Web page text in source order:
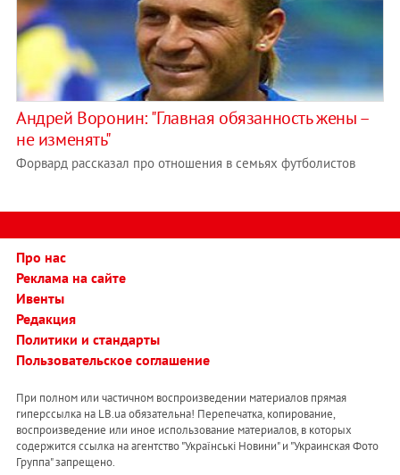
Андрей Воронин: "Главная обязанность жены –
не изменять"
Форвард рассказал про отношения в семьях футболистов
Про нас
Реклама на сайте
Ивенты
Редакция
Политики и стандарты
Пользовательское соглашение
При полном или частичном воспроизведении материалов прямая
гиперссылка на LB.ua обязательна! Перепечатка, копирование,
воспроизведение или иное использование материалов, в которых
содержится ссылка на агентство "Українськi Новини" и "Украинская Фото
Группа" запрещено.